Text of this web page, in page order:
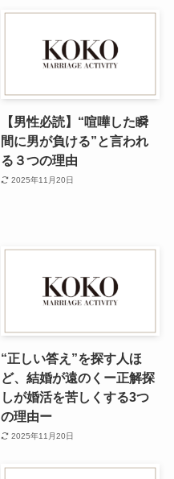
【男性必読】“喧嘩した瞬
間に男が負ける”と言われ
る３つの理由
2025年11月20日
“正しい答え”を探す人ほ
ど、結婚が遠のくー正解探
しが婚活を苦しくする3つ
の理由ー
2025年11月20日